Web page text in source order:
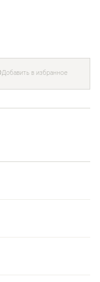
Добавить в избранное